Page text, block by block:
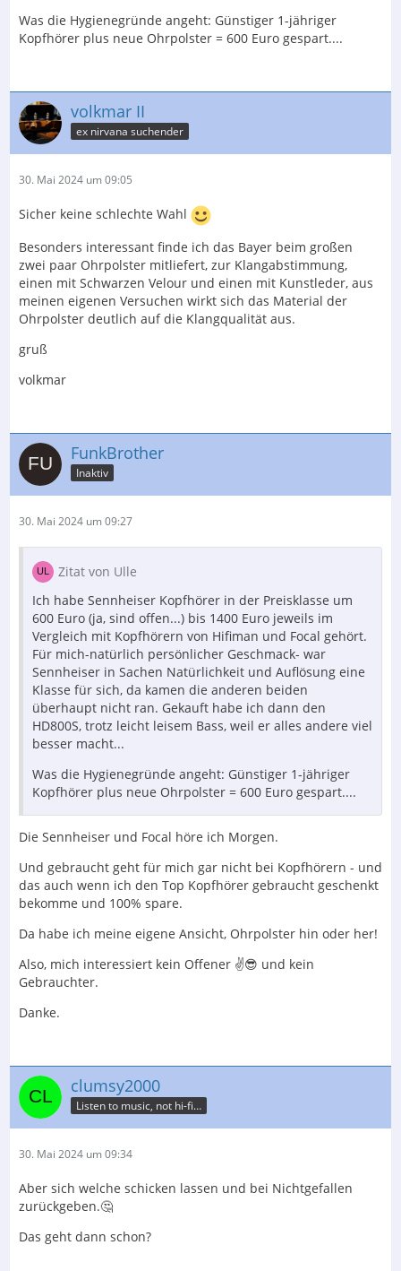
Was die Hygienegründe angeht: Günstiger 1-jähriger
Kopfhörer plus neue Ohrpolster = 600 Euro gespart....
volkmar II
ex nirvana suchender
30. Mai 2024 um 09:05
Sicher keine schlechte Wahl
Besonders interessant finde ich das Bayer beim großen
zwei paar Ohrpolster mitliefert, zur Klangabstimmung,
einen mit Schwarzen Velour und einen mit Kunstleder, aus
meinen eigenen Versuchen wirkt sich das Material der
Ohrpolster deutlich auf die Klangqualität aus.
gruß
volkmar
FunkBrother
Inaktiv
30. Mai 2024 um 09:27
Zitat von Ulle
Ich habe Sennheiser Kopfhörer in der Preisklasse um
600 Euro (ja, sind offen...) bis 1400 Euro jeweils im
Vergleich mit Kopfhörern von Hifiman und Focal gehört.
Für mich-natürlich persönlicher Geschmack- war
Sennheiser in Sachen Natürlichkeit und Auflösung eine
Klasse für sich, da kamen die anderen beiden
überhaupt nicht ran. Gekauft habe ich dann den
HD800S, trotz leicht leisem Bass, weil er alles andere viel
besser macht...
Was die Hygienegründe angeht: Günstiger 1-jähriger
Kopfhörer plus neue Ohrpolster = 600 Euro gespart....
Die Sennheiser und Focal höre ich Morgen.
Und gebraucht geht für mich gar nicht bei Kopfhörern - und
das auch wenn ich den Top Kopfhörer gebraucht geschenkt
bekomme und 100% spare.
Da habe ich meine eigene Ansicht, Ohrpolster hin oder her!
Also, mich interessiert kein Offener ✌️😎 und kein
Gebrauchter.
Danke.
clumsy2000
Listen to music, not hi-fi…
30. Mai 2024 um 09:34
Aber sich welche schicken lassen und bei Nichtgefallen
zurückgeben.🤔
Das geht dann schon?